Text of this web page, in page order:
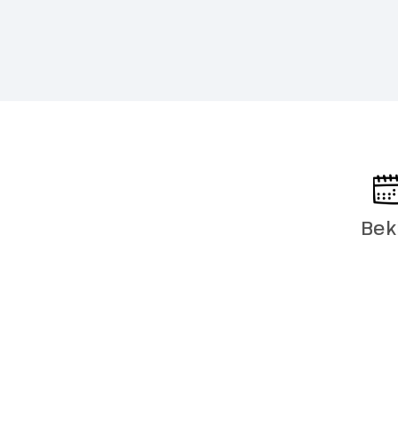
Na het
volgens
Maastricht.